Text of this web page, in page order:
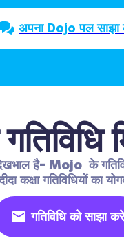
अपना Dojo पल साझा
है- Mojo  के
कक्षा गतिविधियों का
गतिविधि को साझा करे